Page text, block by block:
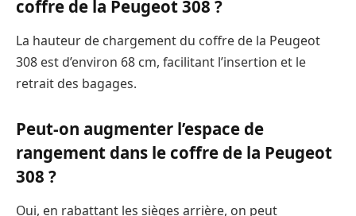
coffre de la Peugeot 308 ?
La hauteur de chargement du coffre de la Peugeot
308 est d’environ 68 cm, facilitant l’insertion et le
retrait des bagages.
Peut-on augmenter l’espace de
rangement dans le coffre de la Peugeot
308 ?
Oui, en rabattant les sièges arrière, on peut